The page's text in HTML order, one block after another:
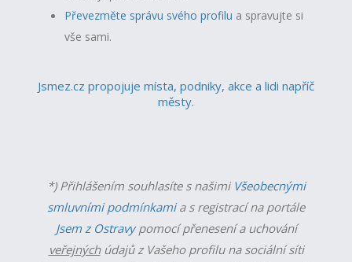
Převezměte správu svého profilu a spravujte si
vše sami.
Jsmez.cz propojuje místa, podniky, akce a lidi napříč
městy.
*) Přihlášením souhlasíte s našimi Všeobecnými
smluvními podmínkamia s registrací na portále
Jsem z Ostravypomocí přenesení a uchování
veřejnýchúdajů z Vašeho profilu na sociální síti